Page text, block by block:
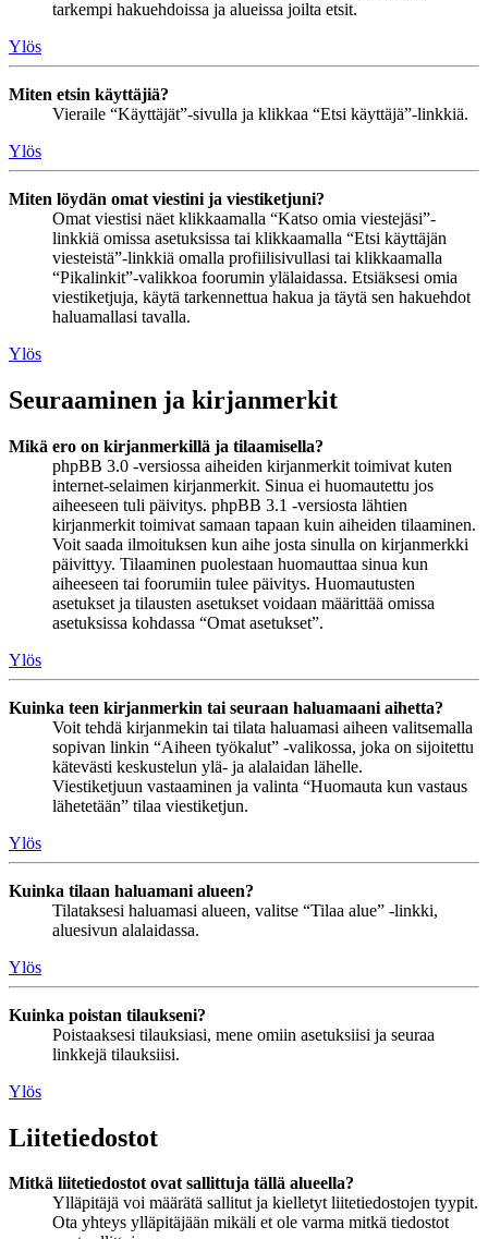
tarkempi hakuehdoissa ja alueissa joilta etsit.
Ylös
Miten etsin käyttäjiä?
Vieraile “Käyttäjät”-sivulla ja klikkaa “Etsi käyttäjä”-linkkiä.
Ylös
Miten löydän omat viestini ja viestiketjuni?
Omat viestisi näet klikkaamalla “Katso omia viestejäsi”-
linkkiä omissa asetuksissa tai klikkaamalla “Etsi käyttäjän
viesteistä”-linkkiä omalla profiilisivullasi tai klikkaamalla
“Pikalinkit”-valikkoa foorumin ylälaidassa. Etsiäksesi omia
viestiketjuja, käytä tarkennettua hakua ja täytä sen hakuehdot
haluamallasi tavalla.
Ylös
Seuraaminen ja kirjanmerkit
Mikä ero on kirjanmerkillä ja tilaamisella?
phpBB 3.0 -versiossa aiheiden kirjanmerkit toimivat kuten
internet-selaimen kirjanmerkit. Sinua ei huomautettu jos
aiheeseen tuli päivitys. phpBB 3.1 -versiosta lähtien
kirjanmerkit toimivat samaan tapaan kuin aiheiden tilaaminen.
Voit saada ilmoituksen kun aihe josta sinulla on kirjanmerkki
päivittyy. Tilaaminen puolestaan huomauttaa sinua kun
aiheeseen tai foorumiin tulee päivitys. Huomautusten
asetukset ja tilausten asetukset voidaan määrittää omissa
asetuksissa kohdassa “Omat asetukset”.
Ylös
Kuinka teen kirjanmerkin tai seuraan haluamaani aihetta?
Voit tehdä kirjanmekin tai tilata haluamasi aiheen valitsemalla
sopivan linkin “Aiheen työkalut” -valikossa, joka on sijoitettu
kätevästi keskustelun ylä- ja alalaidan lähelle.
Viestiketjuun vastaaminen ja valinta “Huomauta kun vastaus
lähetetään” tilaa viestiketjun.
Ylös
Kuinka tilaan haluamani alueen?
Tilataksesi haluamasi alueen, valitse “Tilaa alue” -linkki,
aluesivun alalaidassa.
Ylös
Kuinka poistan tilaukseni?
Poistaaksesi tilauksiasi, mene omiin asetuksiisi ja seuraa
linkkejä tilauksiisi.
Ylös
Liitetiedostot
Mitkä liitetiedostot ovat sallittuja tällä alueella?
Ylläpitäjä voi määrätä sallitut ja kielletyt liitetiedostojen tyypit.
Ota yhteys ylläpitäjään mikäli et ole varma mitkä tiedostot